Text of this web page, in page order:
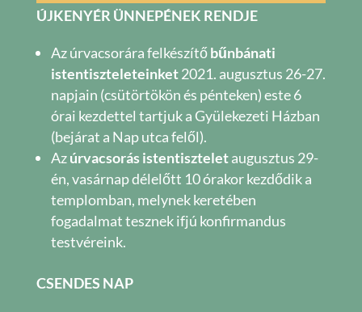
ÚJKENYÉR ÜNNEPÉNEK RENDJE
Az úrvacsorára felkészítőbűnbánati
istentiszteleteinket2021. augusztus 26-27.
napjain (csütörtökön és pénteken) este 6
órai kezdettel tartjuk a Gyülekezeti Házban
(bejárat a Nap utca felől).
Azúrvacsorás istentiszteletaugusztus 29-
én, vasárnap délelőtt 10 órakor kezdődik a
templomban, melynek keretében
fogadalmat tesznek ifjú konfirmandus
testvéreink.
CSENDES NAP